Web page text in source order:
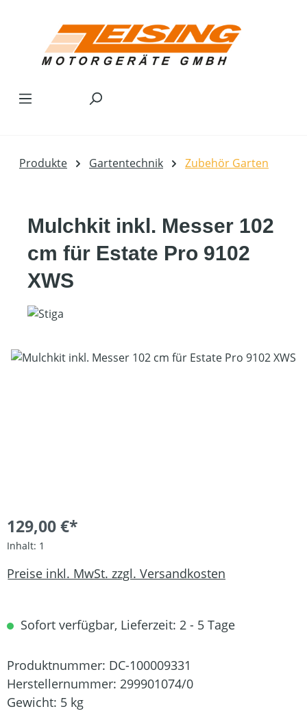
Produkte Gartentechnik Zubehör Garten
Mulchkit inkl. Messer 102
cm für Estate Pro 9102
XWS
Bildergalerie überspringen
129,00 €*
Inhalt: 1
Preise inkl. MwSt. zzgl. Versandkosten
Sofort verfügbar, Lieferzeit: 2 - 5 Tage
Produktnummer: DC-100009331
Herstellernummer: 299901074/0
Gewicht: 5 kg